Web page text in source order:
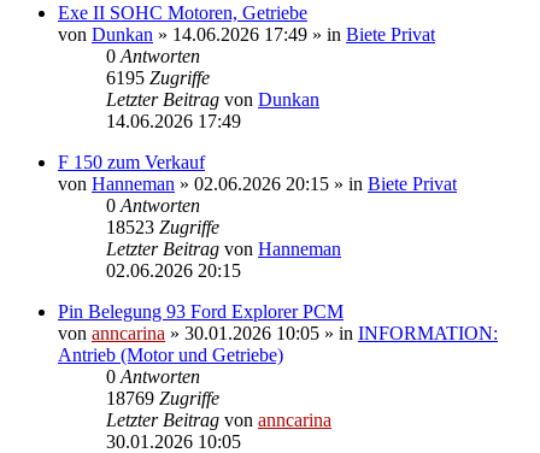
Exe II SOHC Motoren, Getriebe
von Dunkan » 14.06.2026 17:49 » in Biete Privat
0 Antworten
6195 Zugriffe
Letzter Beitrag von Dunkan
14.06.2026 17:49
F 150 zum Verkauf
von Hanneman » 02.06.2026 20:15 » in Biete Privat
0 Antworten
18523 Zugriffe
Letzter Beitrag von Hanneman
02.06.2026 20:15
Pin Belegung 93 Ford Explorer PCM
von anncarina » 30.01.2026 10:05 » in INFORMATION:
Antrieb (Motor und Getriebe)
0 Antworten
18769 Zugriffe
Letzter Beitrag von anncarina
30.01.2026 10:05